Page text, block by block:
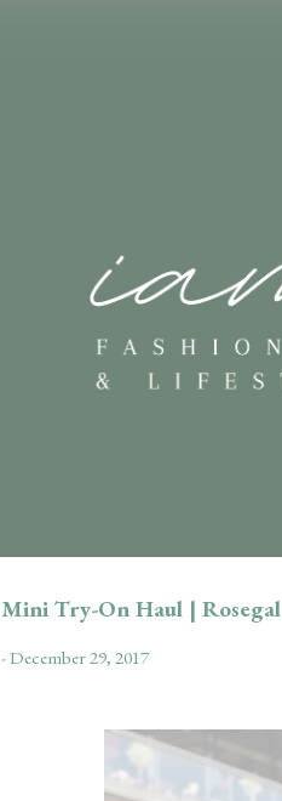
Mini Try-On Haul | Rosegal
-December 29, 2017